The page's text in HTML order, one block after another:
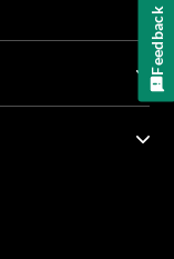
Feedback